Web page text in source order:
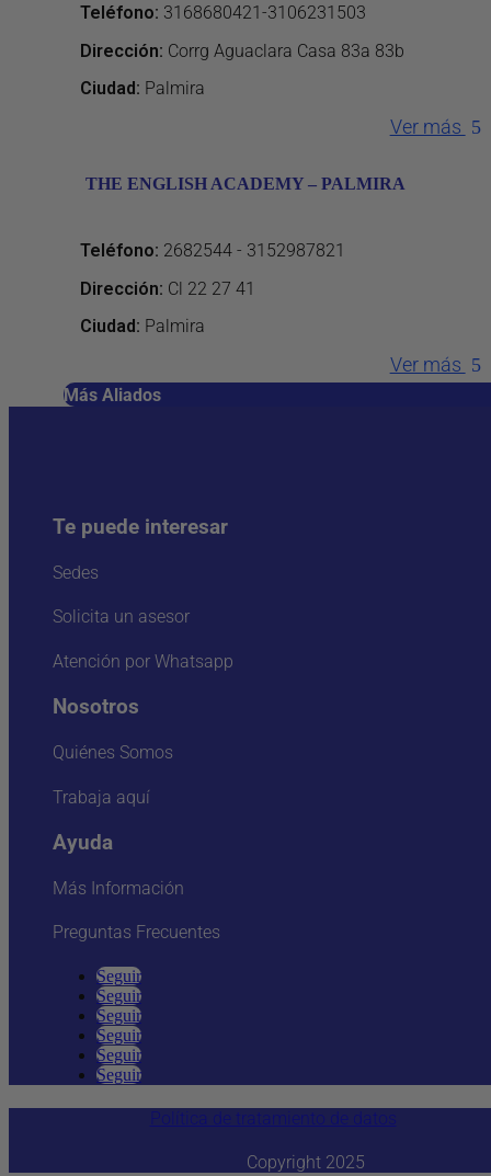
Teléfono: 3168680421-3106231503
Dirección: Corrg Aguaclara Casa 83a 83b
Ciudad: Palmira
Ver más
THE ENGLISH ACADEMY – PALMIRA
Teléfono: 2682544 - 3152987821
Dirección: Cl 22 27 41
Ciudad: Palmira
Ver más
Más Aliados
Te puede interesar
Sedes
Solicita un asesor
Atención por Whatsapp
Nosotros
Quiénes Somos
Trabaja aquí
Ayuda
Más Información
Preguntas Frecuentes
Seguir
Seguir
Seguir
Seguir
Seguir
Seguir
Política de tratamiento de datos
Copyright 2025